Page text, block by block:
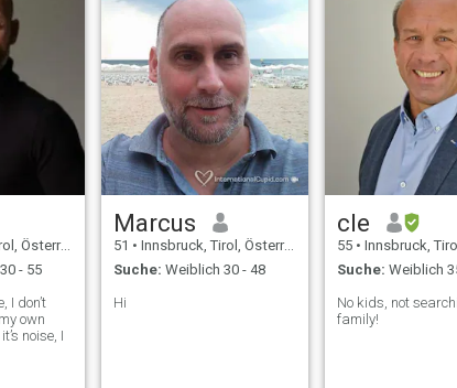
years... So, if you want to be
beside me, explore beautiful
countries and places round
the world... you are welcome,
please write to me!
Sometimes it is nice to be
alone, but most of time it is
better to be with your
beloved.
Österreich
- 55
I don’t
own
noise, I
Marcus
51 • Innsbruck, Tirol, Österreich
Suche: Weiblich 30 - 48
Hi
cle
55 • Innsbruck, Tirol,
Suche: Weiblich
No kids, not
family!